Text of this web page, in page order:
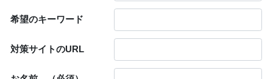
希望のキーワード
対策サイトのURL